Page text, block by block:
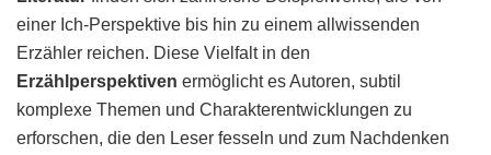
einer Ich-Perspektive bis hin zu einem allwissenden
Erzähler reichen. Diese Vielfalt in den
Erzählperspektiven ermöglicht es Autoren, subtil
komplexe Themen und Charakterentwicklungen zu
erforschen, die den Leser fesseln und zum Nachdenken